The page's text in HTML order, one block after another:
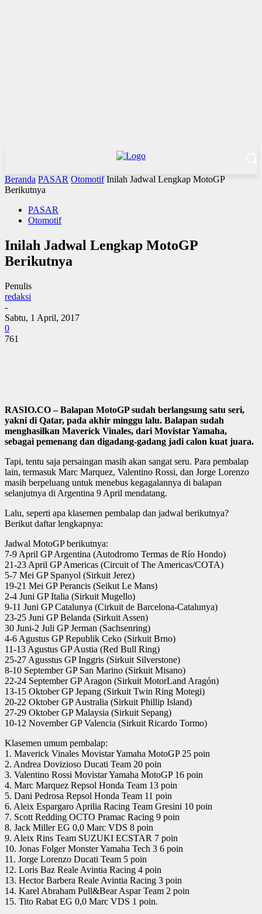
Beranda PASAR Otomotif Inilah Jadwal Lengkap MotoGP
Berikutnya
PASAR
Otomotif
Inilah Jadwal Lengkap MotoGP
Berikutnya
Penulis
redaksi
-
Sabtu, 1 April, 2017
0
761
RASIO.CO – Balapan MotoGP sudah berlangsung satu seri,
yakni di Qatar, pada akhir minggu lalu. Balapan sudah
menghasilkan Maverick Vinales, dari Movistar Yamaha,
sebagai pemenang dan digadang-gadang jadi calon kuat juara.
Tapi, tentu saja persaingan masih akan sangat seru. Para pembalap
lain, termasuk Marc Marquez, Valentino Rossi, dan Jorge Lorenzo
masih berpeluang untuk menebus kegagalannya di balapan
selanjutnya di Argentina 9 April mendatang.
Lalu, seperti apa klasemen pembalap dan jadwal berikutnya?
Berikut daftar lengkapnya:
Jadwal MotoGP berikutnya:
7-9 April GP Argentina (Autodromo Termas de Río Hondo)
21-23 April GP Americas (Circuit of The Americas/COTA)
5-7 Mei GP Spanyol (Sirkuit Jerez)
19-21 Mei GP Perancis (Seikut Le Mans)
2-4 Juni GP Italia (Sirkuit Mugello)
9-11 Juni GP Catalunya (Cirkuit de Barcelona-Catalunya)
23-25 Juni GP Belanda (Sirkuit Assen)
30 Juni-2 Juli GP Jerman (Sachsenring)
4-6 Agustus GP Republik Ceko (Sirkuit Brno)
11-13 Agustus GP Austia (Red Bull Ring)
25-27 Agusstus GP Inggris (Sirkuit Silverstone)
8-10 September GP San Marino (Sirkuit Misano)
22-24 September GP Aragon (Sirkuit MotorLand Aragón)
13-15 Oktober GP Jepang (Sirkuit Twin Ring Motegi)
20-22 Oktober GP Australia (Sirkuit Phillip Island)
27-29 Oktober GP Malaysia (Sirkuit Sepang)
10-12 November GP Valencia (Sirkuit Ricardo Tormo)
Klasemen umum pembalap:
1. Maverick Vinales Movistar Yamaha MotoGP 25 poin
2. Andrea Dovizioso Ducati Team 20 poin
3. Valentino Rossi Movistar Yamaha MotoGP 16 poin
4. Marc Marquez Repsol Honda Team 13 poin
5. Dani Pedrosa Repsol Honda Team 11 poin
6. Aleix Espargaro Aprilia Racing Team Gresini 10 poin
7. Scott Redding OCTO Pramac Racing 9 poin
8. Jack Miller EG 0,0 Marc VDS 8 poin
9. Aleix Rins Team SUZUKI ECSTAR 7 poin
10. Jonas Folger Monster Yamaha Tech 3 6 poin
11. Jorge Lorenzo Ducati Team 5 poin
12. Loris Baz Reale Avintia Racing 4 poin
13. Hector Barbera Reale Avintia Racing 3 poin
14. Karel Abraham Pull&Bear Aspar Team 2 poin
15. Tito Rabat EG 0,0 Marc VDS 1 poin.